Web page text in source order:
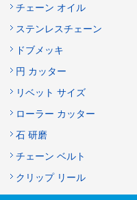
チェーン オイル
ステンレスチェーン
ドブメッキ
円 カッター
リベット サイズ
ローラー カッター
石 研磨
チェーン ベルト
クリップ リール